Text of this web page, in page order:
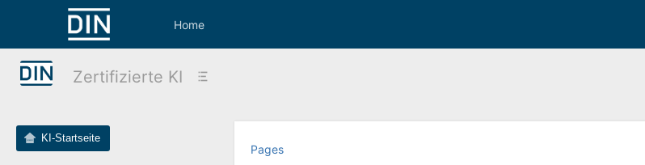
assistive.skiplink.to.breadcrumbs
assistive.skiplink.to.header.menu
Home
Zertifizierte KI
KI-Startseite
Pages